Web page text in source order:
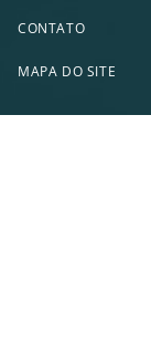
CONTATO
MAPA DO SITE